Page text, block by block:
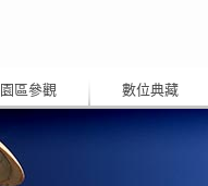
園區參觀 數位典藏